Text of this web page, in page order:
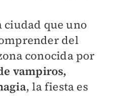
ciudad que uno
del
conocida por
vampiros,
, la fiesta es